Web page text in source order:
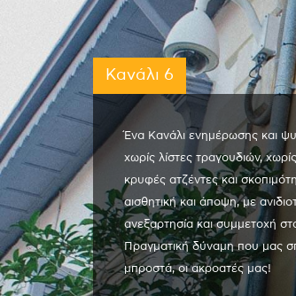
Κανάλι 6
Ένα Κανάλι ενημέρωσης και
χωρίς λίστες τραγουδιών,
κρυφές ατζέντες και
αισθητική και άποψη, με
ανεξαρτησία και συμμετοχή
Πραγματική δύναμη που μας
μπροστά, οι ακροατές μας!